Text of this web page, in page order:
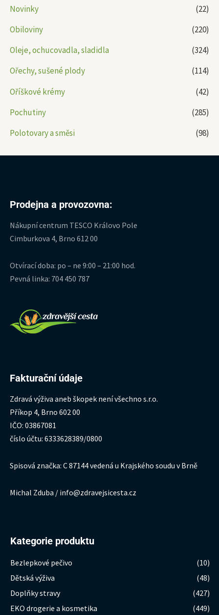
Novinky
(22)
Obiloviny
(220)
Oleje, ochucovadla, sladidla
(324)
Ořechy, sušené plody
(114)
Oříškové krémy
(42)
Pochutiny
(285)
Polotovary a směsi
(98)
Prodejna a provozovna:
Nákupní centrum TESCO Královo Pole
Cimburkova 4, Brno 612 00
Otvírací doba: po – ne 9:00 – 21:00 hod.
Pevná linka: 704 450 787
Fakturační údaje
Zdravá výživa aneb škopek není všechno s.r.o.
Příkop 4, Brno 602 00
IČO: 03867081
číslo účtu: 6333628389/0800
Spisová značka: C 87144 vedená u Krajského soudu v Brně
Michal Zduba / info@zdravejsicesta.cz
Kategorie produktu
Bezlepkové pečivo
(10)
Dětská výživa
(48)
Doplňky stravy
(427)
EKO drogerie a kosmetika
(449)